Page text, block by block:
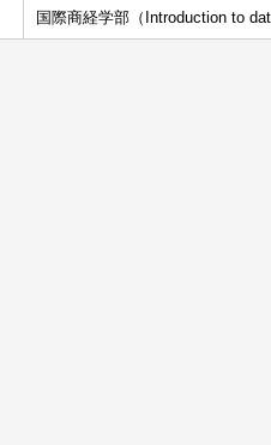
国際商経学部（Introduction to